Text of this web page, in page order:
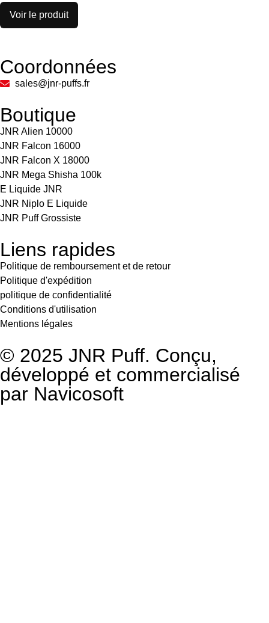
Voir le produit
Coordonnées
sales@jnr-puffs.fr
Boutique
JNR Alien 10000
JNR Falcon 16000
JNR Falcon X 18000
JNR Mega Shisha 100k
E Liquide JNR
JNR Niplo E Liquide
JNR Puff Grossiste
Liens rapides
Politique de remboursement et de retour
Politique d'expédition
politique de confidentialité
Conditions d'utilisation
Mentions légales
© 2025 JNR Puff. Conçu,
développé et commercialisé
par Navicosoft